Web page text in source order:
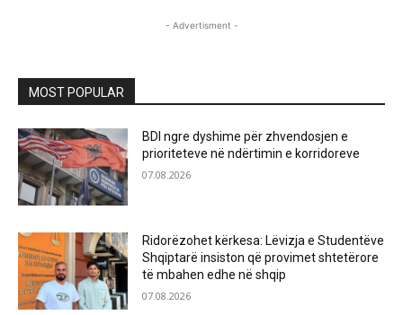
- Advertisment -
MOST POPULAR
BDI ngre dyshime për zhvendosjen e
prioriteteve në ndërtimin e korridoreve
07.08.2026
Ridorëzohet kërkesa: Lëvizja e Studentëve
Shqiptarë insiston që provimet shtetërore
të mbahen edhe në shqip
07.08.2026